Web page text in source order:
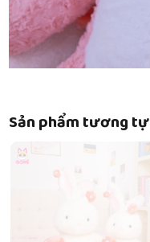
Sản phẩm tương tự